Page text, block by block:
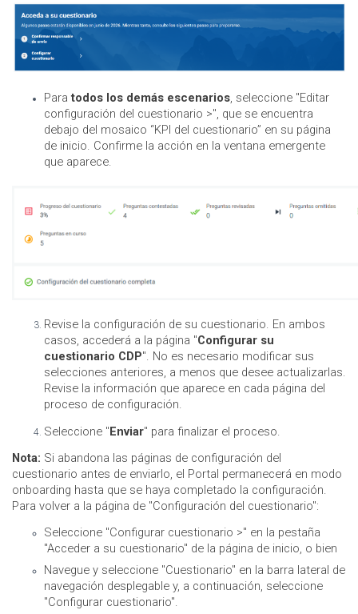
Paratodos los demás escenarios, seleccione "Editar
configuración del cuestionario >", que se encuentra
debajo del mosaico “KPI del cuestionario” en su página
de inicio. Confirme la acción en la ventana emergente
que aparece.
Revise la configuración de su cuestionario. En ambos
casos, accederá a la página "Configurar su
cuestionario CDP". No es necesario modificar sus
selecciones anteriores, a menos que desee actualizarlas.
Revise la información que aparece en cada página del
proceso de configuración.
Seleccione "Enviar" para finalizar el proceso.
Nota: Si abandona las páginas de configuración del
cuestionario antes de enviarlo, el Portal permanecerá en modo
onboarding hasta que se haya completado la configuración.
Para volver a la página de "Configuración del cuestionario":
Seleccione "Configurar cuestionario >" en la pestaña
"Acceder a su cuestionario" de la página de inicio, o bien
Navegue y seleccione "Cuestionario" en la barra lateral de
navegación desplegable y, a continuación, seleccione
"Configurar cuestionario".